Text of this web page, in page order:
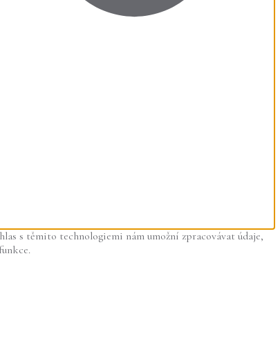
s těmito technologiemi nám umožní zpracovávat údaje,